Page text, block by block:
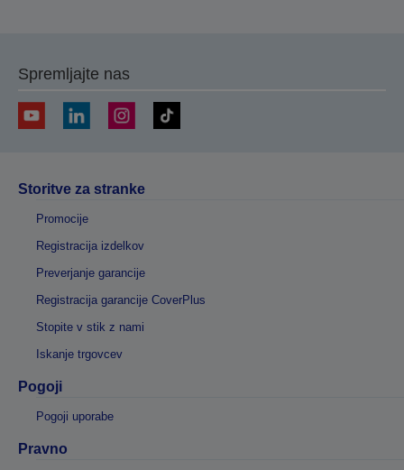
Spremljajte nas
Storitve za stranke
Promocije
Registracija izdelkov
Preverjanje garancije
Registracija garancije CoverPlus
Stopite v stik z nami
Iskanje trgovcev
Pogoji
Pogoji uporabe
Pravno